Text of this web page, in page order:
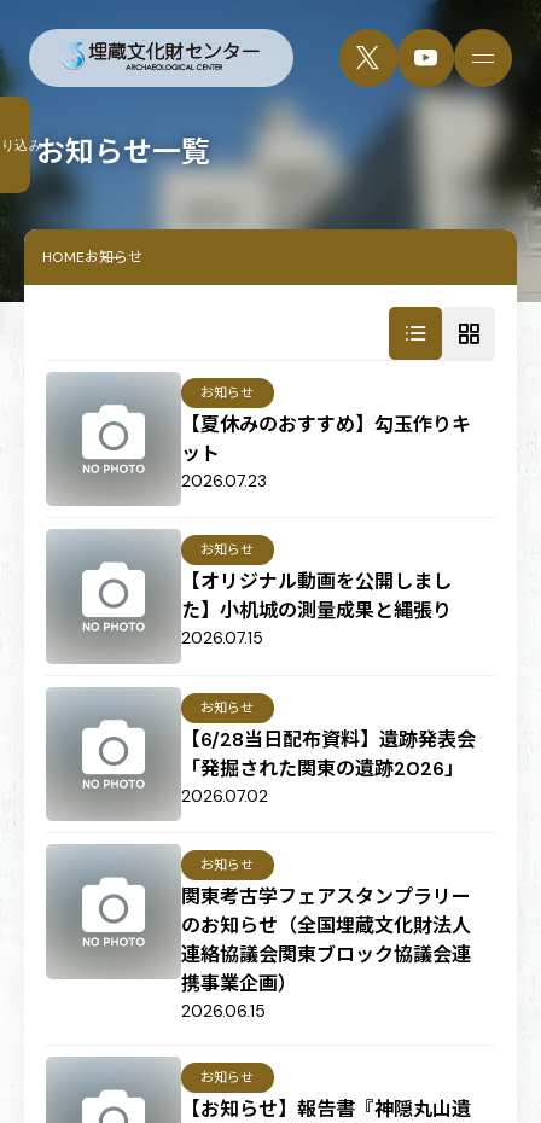
お知らせ一覧
HOMEお知らせ
【夏休みのおすすめ】勾玉作りキ
ット
お知らせ
2026.07.23
【オリジナル動画を公開しまし
た】小机城の測量成果と縄張り
お知らせ
2026.07.15
【6/28当日配布資料】遺跡発表会
「発掘された関東の遺跡2026」
お知らせ
2026.07.02
関東考古学フェアスタンプラリー
のお知らせ（全国埋蔵文化財法人
連絡協議会関東ブロック協議会連
携事業企画）
お知らせ
2026.06.15
【お知らせ】報告書『神隠丸山遺
お知らせ
込み